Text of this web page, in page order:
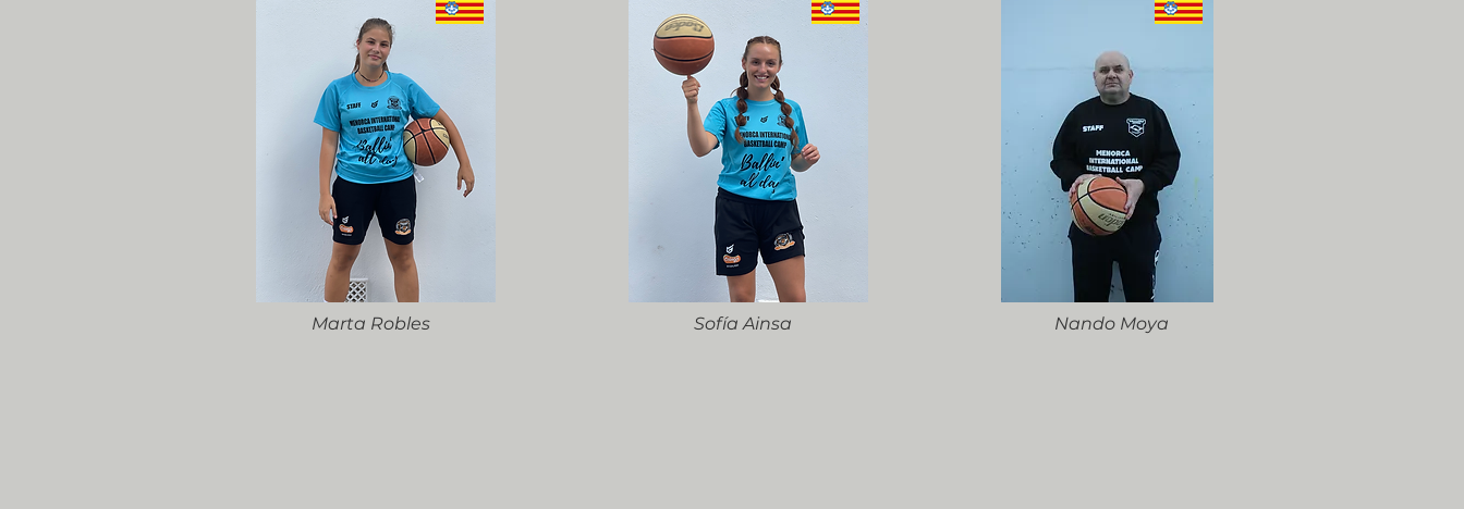
Marta Robles Sofía Ainsa Nando Moya